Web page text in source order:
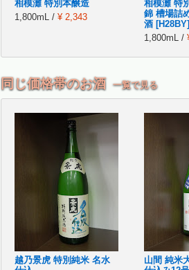
相模灘 特別本醸造
1,800mL / ¥ 2,343
相模灘 特
錦 槽場詰
酒 [H28BY]
1,800mL /
同じ価格帯のお酒 一覧で見る
越乃景虎 特別純米 名水
山間 純米